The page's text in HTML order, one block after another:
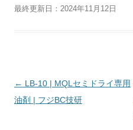
最終更新日：2024年11月12日
投
稿
← LB-10 | MQLセミドライ専用
油剤 | フジBC技研